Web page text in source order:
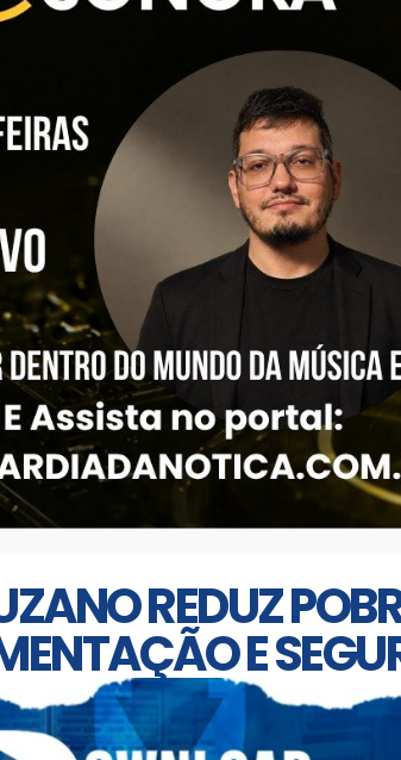
REDUZ
E